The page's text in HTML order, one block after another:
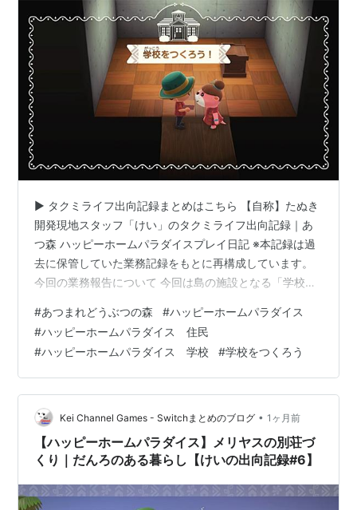
▶ タクミライフ出向記録まとめはこちら 【自称】たぬき
開発現地スタッフ「けい」のタクミライフ出向記録｜あ
つ森 ハッピーホームパラダイスプレイ日記 ※本記録は過
去に保管していた業務記録をもとに再構成しています。
今回の業務報告について 今回は島の施設となる「学校を
す。 今回の業務報告では、 初めての施設である学校を作
る流れ。 指定家具の個数を考えた「少人数で気軽に学べ
る場所」という考え方。 おひろめムービーを観て、初め
て気が付いた「しくじり」ポイント などを紹介します。
施設をつくる場所は、タクミライフ事務所の隣にある空
き施設です。 指定家具は以…
#あつまれどうぶつの森 #ハッピーホームパラダイス
#ハッピーホームパラダイス 住民
#ハッピーホームパラダイス 学校 #学校をつくろう
Kei Channel Games - Switchまとめのブログ • 1ヶ月前
【ハッピーホームパラダイス】メリヤスの別荘づ
くり｜だんろのある暮らし【けいの出向記録#6】